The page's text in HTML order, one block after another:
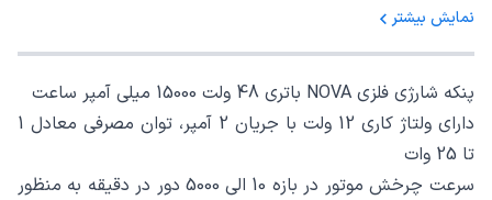
نمایش بیشتر
پنکه شارژی فلزی NOVA باتری 48 ولت 15000 میلی آمپر ساعت
دارای ولتاژ کاری 12 ولت با جریان 2 آمپر، توان مصرفی معادل 1
تا 25 وات
سرعت چرخش موتور در بازه 10 الی 5000 دور در دقیقه به منظور